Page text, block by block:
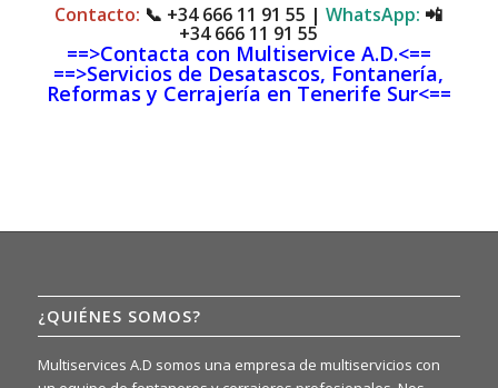
Contacto: 📞 +34 666 11 91 55 |WhatsApp: 📲
+34 666 11 91 55
==>Contacta con Multiservice A.D.<==
==>Servicios de Desatascos, Fontanería,
Reformas y Cerrajería en Tenerife Sur<==
¿QUIÉNES SOMOS?
Multiservices A.D somos una empresa de multiservicios con